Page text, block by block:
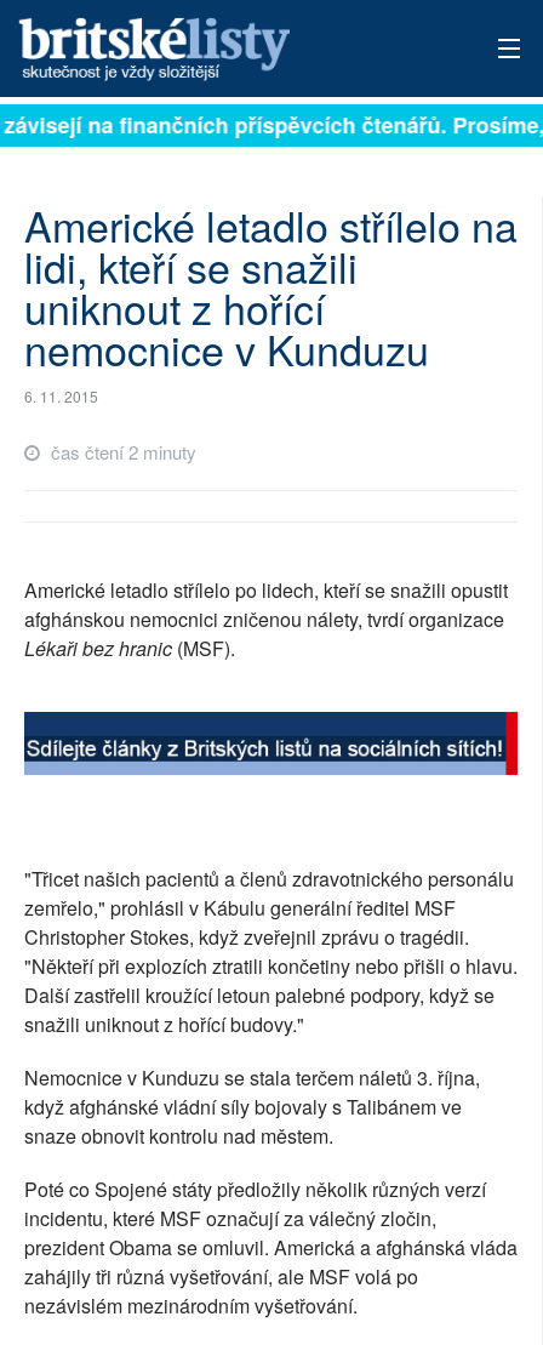
PŘIHLÁSIT
ARCHIV
ROZHOVORY
TÉMATA
NEJČTENĚJŠÍ ZA 7 DNÍ
AUTOŘI
RUBRIKY
na finančních příspěvcích čtenářů.
Americké letadlo střílelo na
lidi, kteří se snažili
uniknout z hořící
nemocnice v Kunduzu
6. 11. 2015
čas čtení 2 minuty
Americké letadlo střílelo po lidech, kteří se snažili opustit
afghánskou nemocnici zničenou nálety, tvrdí organizace
Lékaři bez hranic (MSF).
"Třicet našich pacientů a členů zdravotnického personálu
zemřelo," prohlásil v Kábulu generální ředitel MSF
Christopher Stokes, když zveřejnil zprávu o tragédii.
"Někteří při explozích ztratili končetiny nebo přišli o hlavu.
Další zastřelil kroužící letoun palebné podpory, když se
snažili uniknout z hořící budovy."
Nemocnice v Kunduzu se stala terčem náletů 3. října,
když afghánské vládní síly bojovaly s Talibánem ve
snaze obnovit kontrolu nad městem.
Poté co Spojené státy předložily několik různých verzí
incidentu, které MSF označují za válečný zločin,
prezident Obama se omluvil. Americká a afghánská vláda
zahájily tři různá vyšetřování, ale MSF volá po
nezávislém mezinárodním vyšetřování.